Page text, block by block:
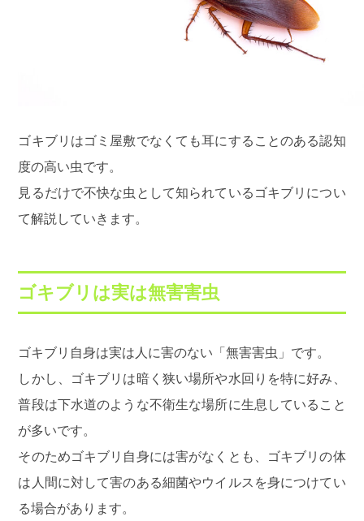
ゴキブリはゴミ屋敷でなくても耳にすることのある認知
度の高い虫です。
見るだけで不快な虫として知られているゴキブリについ
て解説していきます。
ゴキブリは実は無害害虫
ゴキブリ自身は実は人に害のない「無害害虫」です。
しかし、ゴキブリは暗く狭い場所や水回りを特に好み、
普段は下水道のような不衛生な場所に生息していること
が多いです。
そのためゴキブリ自身には害がなくとも、ゴキブリの体
は人間に対して害のある細菌やウイルスを身につけてい
る場合があります。